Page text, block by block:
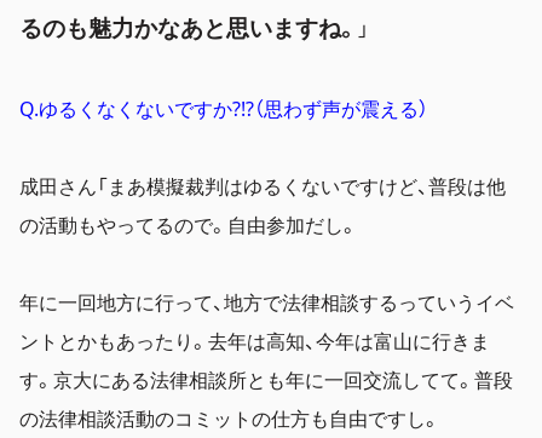
るのも魅力かなあと思いますね。 」
Q.ゆるくなくないですか?!?（思わず声が震える）
成田さん「まあ模擬裁判はゆるくないですけど、普段は他
の活動もやってるので。自由参加だし。
年に一回地方に行って、地方で法律相談するっていうイベ
ントとかもあったり。去年は高知、今年は富山に行きま
す。京大にある法律相談所とも年に一回交流してて。普段
の法律相談活動のコミットの仕方も自由ですし。